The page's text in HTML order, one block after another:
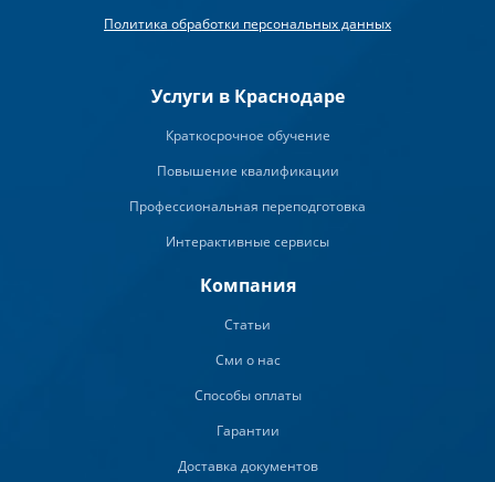
Политика обработки персональных данных
Услуги в Краснодаре
Краткосрочное обучение
Повышение квалификации
Профессиональная переподготовка
Интерактивные сервисы
Компания
Статьи
Сми о нас
Способы оплаты
Гарантии
Доставка документов